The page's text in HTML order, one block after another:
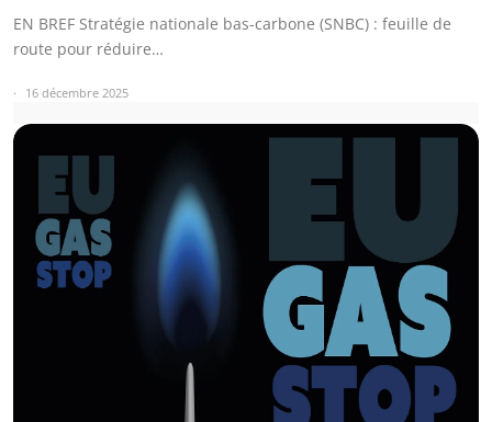
EN BREF Stratégie nationale bas-carbone (SNBC) : feuille de
route pour réduire…
16 décembre 2025